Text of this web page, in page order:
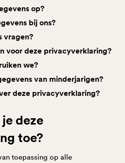
op?
bij ons?
vragen?
voor deze privacyverklaring?
we?
van minderjarigen?
deze privacyverklaring?
deze
toe?
toepassing op alle